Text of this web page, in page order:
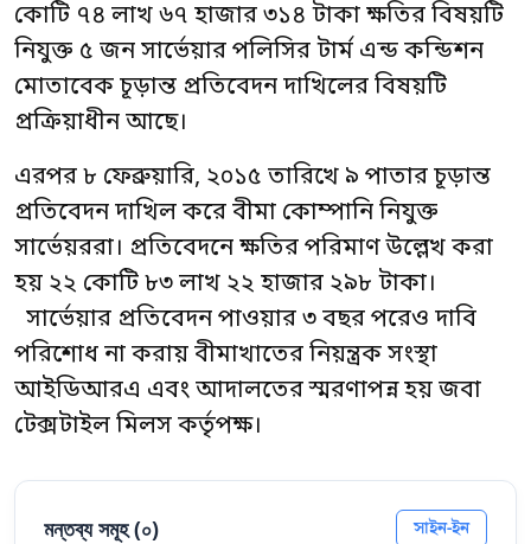
কোটি ৭৪ লাখ ৬৭ হাজার ৩১৪ টাকা ক্ষতির বিষয়টি
নিযুক্ত ৫ জন সার্ভেয়ার পলিসির টার্ম এন্ড কন্ডিশন
মোতাবেক চূড়ান্ত প্রতিবেদন দাখিলের বিষয়টি
প্রক্রিয়াধীন আছে।
এরপর ৮ ফেব্রুয়ারি, ২০১৫ তারিখে ৯ পাতার চূড়ান্ত
প্রতিবেদন দাখিল করে বীমা কোম্পানি নিযুক্ত
সার্ভেয়ররা। প্রতিবেদনে ক্ষতির পরিমাণ উল্লেখ করা
হয় ২২ কোটি ৮৩ লাখ ২২ হাজার ২৯৮ টাকা।
সার্ভেয়ার প্রতিবেদন পাওয়ার ৩ বছর পরেও দাবি
পরিশোধ না করায় বীমাখাতের নিয়ন্ত্রক সংস্থা
আইডিআরএ এবং আদালতের স্মরণাপন্ন হয় জবা
টেক্সটাইল মিলস কর্তৃপক্ষ।
মন্তব্য সমূহ (০) সাইন-ইন